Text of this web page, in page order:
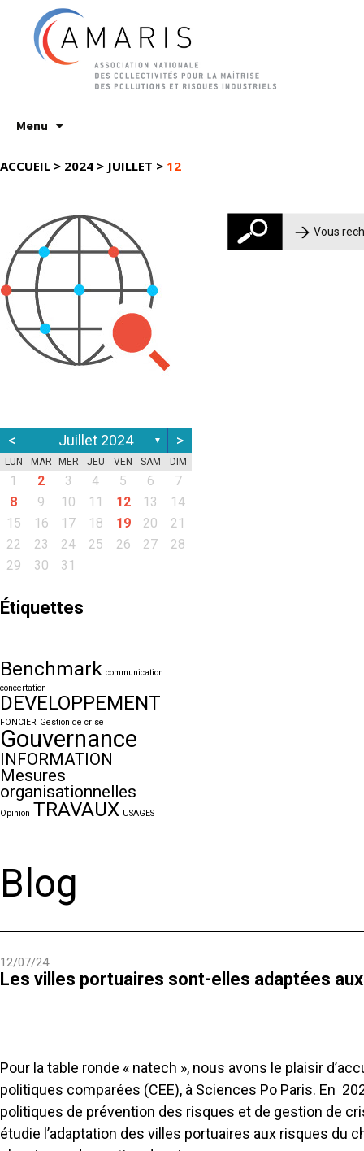
Menu
au
ACCUEIL > 2024 > JUILLET > 12
Rechercher :
< Juillet 2024 ▼ >
LUN MAR MER JEU VEN SAM DIM
1 2 3 4 5 6
7
8
9 10 11 12 13
14
15
16 17 18 19 20
21
22
23 24 25 26 27
28
29
30 31
Étiquettes
Benchmark communication
concertation
DEVELOPPEMENT
FONCIER Gestion de crise
Gouvernance
INFORMATION
Mesures
organisationnelles
Opinion TRAVAUX USAGES
Blog
12/07/24
Les villes portuaires sont-elles adaptées
Pour la table ronde « natech », nous avons le plaisir
politiques comparées (CEE), à Sciences Po Paris. En
politiques de prévention des risques et de gestion de
étudie l’adaptation des villes portuaires aux risques du